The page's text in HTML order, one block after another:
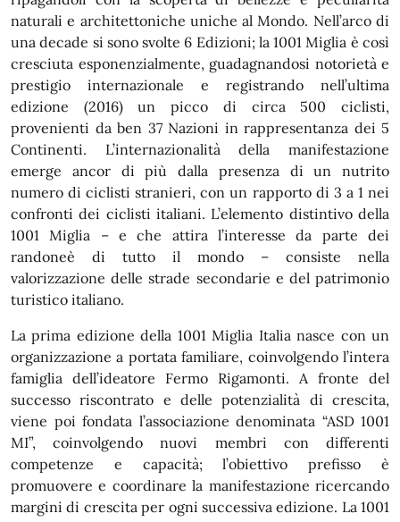
naturali e architettoniche uniche al Mondo. Nell’arco di
una decade si sono svolte 6 Edizioni; la 1001 Miglia è così
cresciuta esponenzialmente, guadagnandosi notorietà e
prestigio internazionale e registrando nell’ultima
edizione (2016) un picco di circa 500 ciclisti,
provenienti da ben 37 Nazioni in rappresentanza dei 5
Continenti. L’internazionalità della manifestazione
emerge ancor di più dalla presenza di un nutrito
numero di ciclisti stranieri, con un rapporto di 3 a 1 nei
confronti dei ciclisti italiani. L’elemento distintivo della
1001 Miglia – e che attira l’interesse da parte dei
randoneè di tutto il mondo – consiste nella
valorizzazione delle strade secondarie e del patrimonio
turistico italiano.
La prima edizione della 1001 Miglia Italia nasce con un
organizzazione a portata familiare, coinvolgendo l’intera
famiglia dell’ideatore Fermo Rigamonti. A fronte del
successo riscontrato e delle potenzialità di crescita,
viene poi fondata l’associazione denominata “ASD 1001
MI”, coinvolgendo nuovi membri con differenti
competenze e capacità; l’obiettivo prefisso è
promuovere e coordinare la manifestazione ricercando
margini di crescita per ogni successiva edizione. La 1001